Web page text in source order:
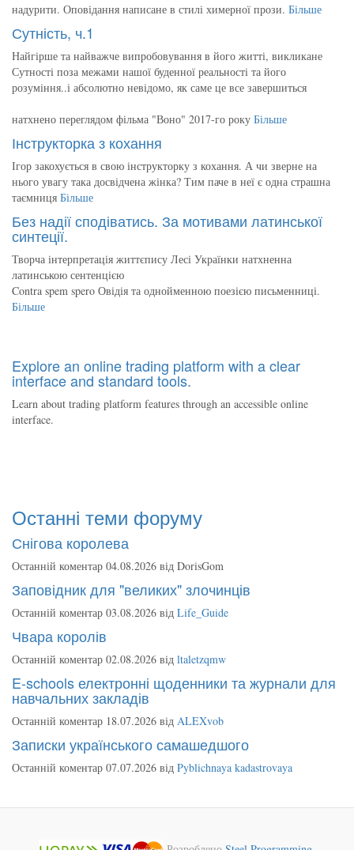
надурити. Оповідання написане в стилі химерної прози. Більше
Сутність, ч.1
Найгірше та найважче випробовування в його житті, викликане
Сутності поза межами нашої буденної реальності та його
розуміння..і абсолютно невідомо, як саме це все завершиться
натхнено переглядом фільма "Воно" 2017-го року Більше
Інструкторка з кохання
Ігор закохується в свою інструкторку з кохання. А чи зверне на
нього увагу така досвідчена жінка? Тим паче в неї є одна страшна
таємниця Більше
Без надії сподіватись. За мотивами латинської
синтеції.
Творча інтерпретація життєпису Лесі Українки натхненна
латинською сентенцією
Contra spem spero Овідія та однойменною поезією письменниці.
Більше
Explore an online trading platform with a clear
interface and standard tools.
Learn about trading platform features through an accessible online
interface.
Останні теми форуму
Снігова королева
Останній коментар 04.08.2026 від DorisGom
Заповідник для "великих" злочинців
Останній коментар 03.08.2026 від Life_Guide
Чвара королів
Останній коментар 02.08.2026 від ltaletzqmw
E-schools електронні щоденники та журнали для
навчальних закладів
Останній коментар 18.07.2026 від ALEXvob
Записки українського самашедшого
Останній коментар 07.07.2026 від Pyblichnaya kadastrovaya